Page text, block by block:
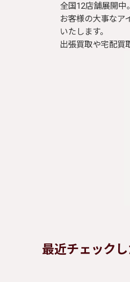
全国12店舗展開中。
お客様の大事なア
いたします。
出張買取や宅配買
最近チェック